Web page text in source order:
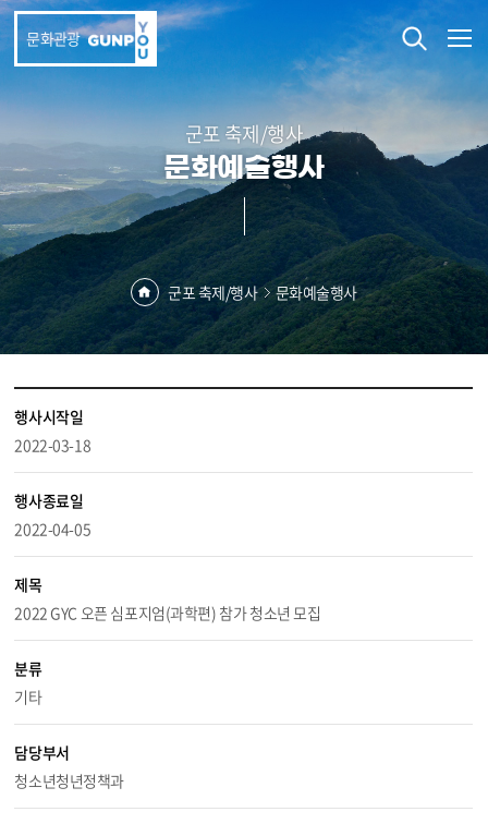
본문 바로가기
문화관광
군포 축제/행사
문화예술행사
군포 축제/행사 문화예술행사
행사시작일
2022-03-18
행사종료일
2022-04-05
제목
2022 GYC 오픈 심포지엄(과학편) 참가 청소년 모집
분류
기타
담당부서
청소년청년정책과